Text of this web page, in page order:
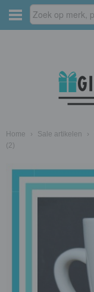
Home › Sale artikelen ›
(2)